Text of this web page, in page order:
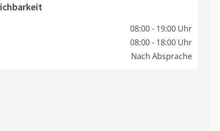
08:00 - 19:00 Uhr
08:00 - 18:00 Uhr
Nach Absprache